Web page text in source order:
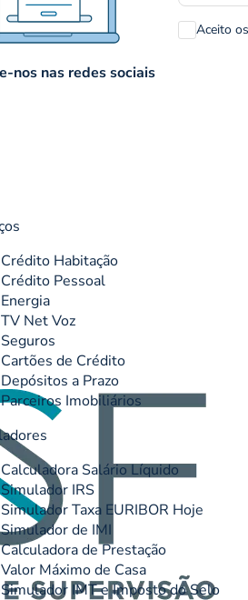
Aceito
nos nas redes sociais
Crédito Habitação
Crédito Pessoal
Energia
TV Net Voz
Seguros
Cartões de Crédito
Depósitos a Prazo
Parceiros Imobiliários
Calculadora Salário Líquido
Simulador IRS
Simulador Taxa EURIBOR Hoje
Simulador de IMI
Calculadora de Prestação
Valor Máximo de Casa
Simulador IMT e Imposto do Selo